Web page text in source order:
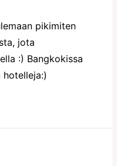
pikimiten
jota
:) Bangkokissa